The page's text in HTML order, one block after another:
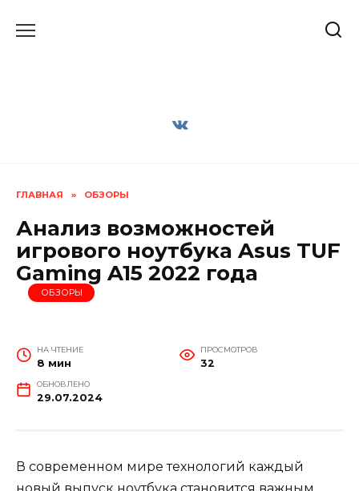
ГЛАВНАЯ » ОБЗОРЫ
Анализ возможностей
игрового ноутбука Asus TUF
Gaming A15 2022 года
ОБЗОРЫ
НА ЧТЕНИЕ
8 мин
ПРОСМОТРОВ
32
ОБНОВЛЕНО
29.07.2024
В современном мире технологий каждый